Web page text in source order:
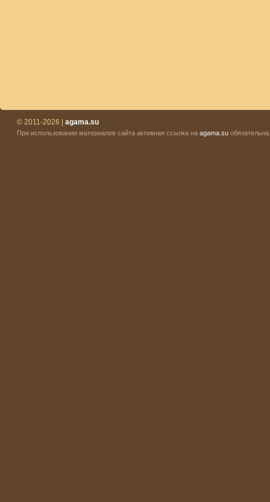
© 2011-2026 | agama.su
При использовании материалов сайта активная ссылка на agama.su обязательна.